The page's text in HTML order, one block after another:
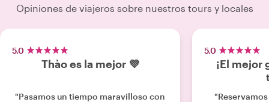
Opiniones de viajeros sobre nuestros tours y locales
5.0
Thào es la mejor 💜
"Pasamos un tiempo maravilloso con
5.0
¡El mejor